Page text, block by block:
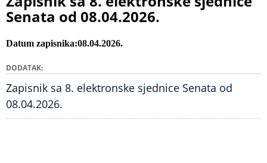
Senata od 08.04.2026.
Datum zapisnika 08.04.2026.
DODATAK
Zapisnik sa 8. elektronske sjednice Senata od
08.04.2026.